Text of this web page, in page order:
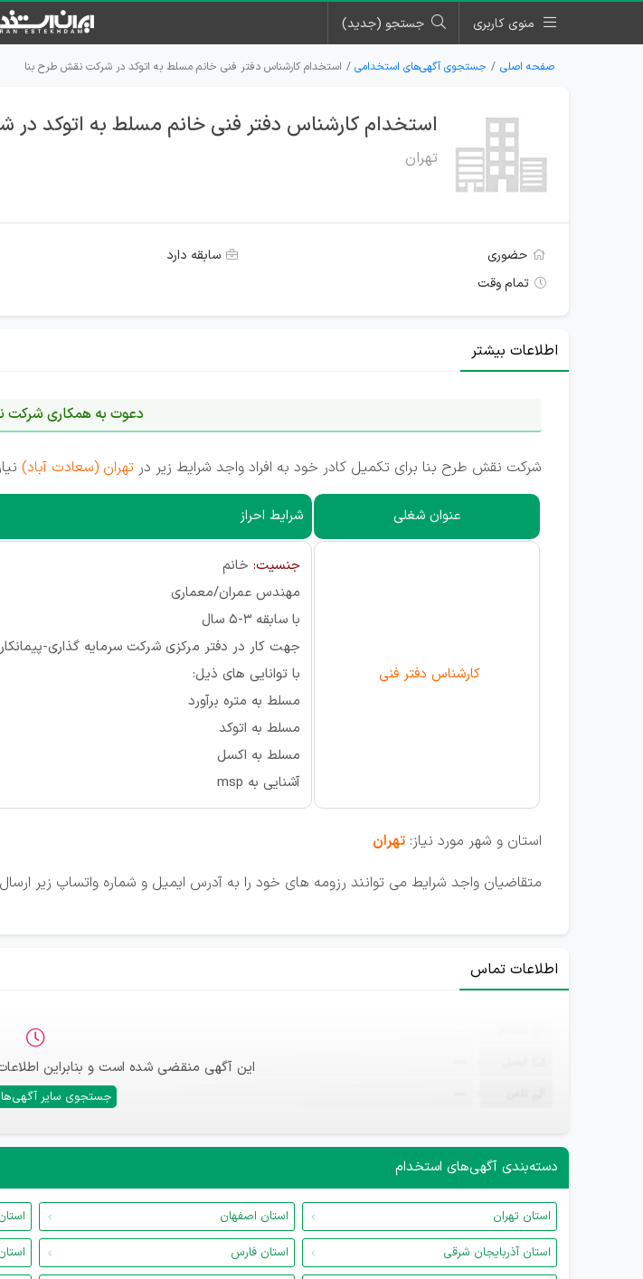
منوی کاربری جستجو (جدید)
صفحه اصلی جستجوی آگهی‌های استخدامی استخدام کارشناس دفتر فنی خانم مسلط به اتوکد در شرکت نقش طرح بنا
استخدام کارشناس دفتر فنی خانم مسلط به اتوکد
تهران
حضوری
سابقه دارد
تمام وقت
اطلاعات بیشتر
دعوت به همکاری شرکت
شرکت نقش طرح بنا برای تکمیل کادر خود به افراد واجد شرایط زیر در تهران (سعادت آباد)
عنوان شغلی شرایط احراز
کارشناس دفتر فنی
جنسیت: خانم
مهندس عمران/معماری
با سابقه 3-5 سال
جهت کار در دفتر مرکزی شرکت سرمایه گذاری-
با توانایی های ذیل:
مسلط به متره برآورد
مسلط به اتوکد
مسلط به اکسل
آشنایی به msp
استان و شهر مورد نیاز: تهران
متقاضیان واجد شرایط می توانند رزومه های خود را به آدرس ایمیل و شماره واتساپ زیر
اطلاعات تماس
این آگهی منقضی شده است و بنابراین
جستجوی سایر
دسته‌بندی آگهی‌های استخدام
استان تهران استان اصفهان
استان آذربایجان شرقی
استان فارس